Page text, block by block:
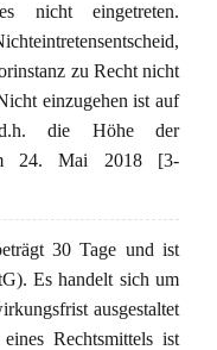
nicht eingetreten.
zu Recht nicht
einzugehen ist auf
die Höhe der
24. Mai 2018 [3-
30 Tage und ist
Es handelt sich um
ausgestaltet
Rechtsmittels ist